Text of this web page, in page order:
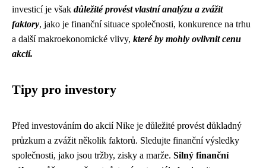
investicí je však důležité provést vlastní analýzu a zvážit
faktory, jako je finanční situace společnosti, konkurence na trhu
a další makroekonomické vlivy, které by mohly ovlivnit cenu
akcií.
Tipy pro investory
Před investováním do akcií Nike je důležité provést důkladný
průzkum a zvážit několik faktorů. Sledujte finanční výsledky
společnosti, jako jsou tržby, zisky a marže. Silný finanční